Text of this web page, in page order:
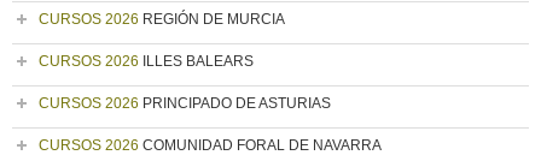
CURSOS 2026 REGIÓN DE MURCIA
CURSOS 2026 ILLES BALEARS
CURSOS 2026 PRINCIPADO DE ASTURIAS
CURSOS 2026 COMUNIDAD FORAL DE NAVARRA